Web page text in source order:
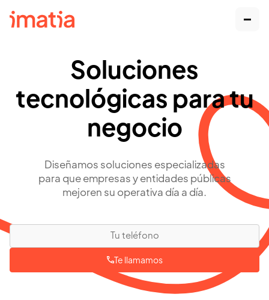
Soluciones
tecnológicas para tu
negocio
Diseñamos soluciones especializadas
para que empresas y entidades públicas
mejoren su operativa día a día.
Te llamamos